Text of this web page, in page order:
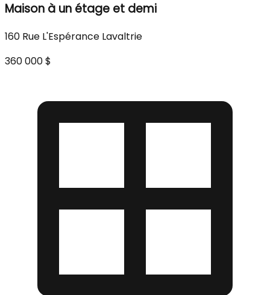
Maison à un étage et demi
160 Rue L'Espérance Lavaltrie
360 000 $